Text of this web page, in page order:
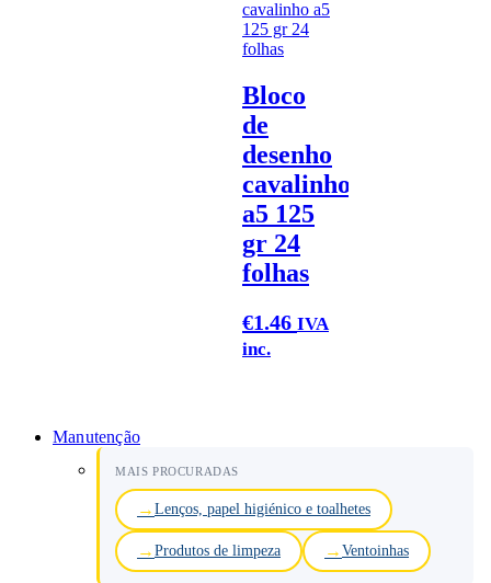
Bloco
de
desenho
cavalinho
a5 125
gr 24
folhas
€1.46 IVA
inc.
Manutenção
MAIS PROCURADAS
Lenços, papel higiénico e toalhetes
Produtos de limpeza Ventoinhas